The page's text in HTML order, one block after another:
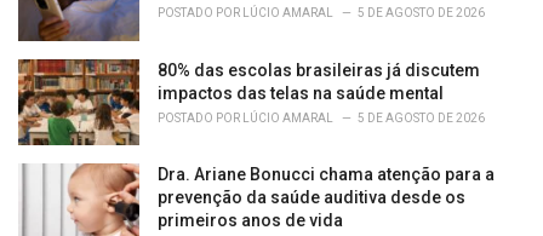
POSTADO POR LÚCIO AMARAL 5 DE AGOSTO DE 2026
80% das escolas brasileiras já discutem
impactos das telas na saúde mental
POSTADO POR LÚCIO AMARAL 5 DE AGOSTO DE 2026
Dra. Ariane Bonucci chama atenção para a
prevenção da saúde auditiva desde os
primeiros anos de vida